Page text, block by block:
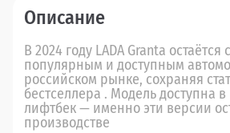
Описание
В 2024 году LADA Granta
популярным и доступным
российском рынке, сохраняя
бестселлера . Модель доступна в
лифтбек — именно эти версии
производстве